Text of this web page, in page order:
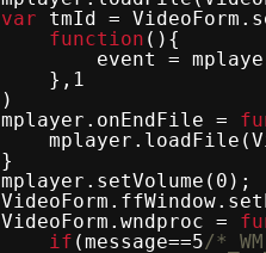
var
tmId =
function (){
event =
},1
)
mplayer.onEndFile =
}
mplayer.setVolume(0);
VideoForm.wndproc =
if (message==5/